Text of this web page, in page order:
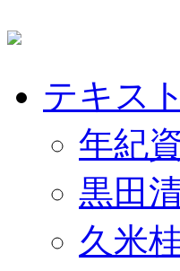
テキスト
年紀
黒田
久米